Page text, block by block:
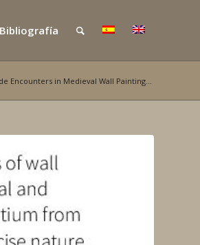
Bibliografía
Encounters in Medieval Wall Painting...